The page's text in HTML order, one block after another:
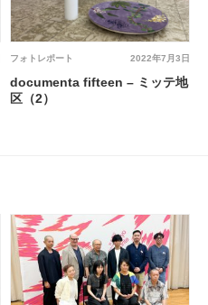
2022年7月3日
フォトレポート
documenta fifteen – ミッテ地
区（2）